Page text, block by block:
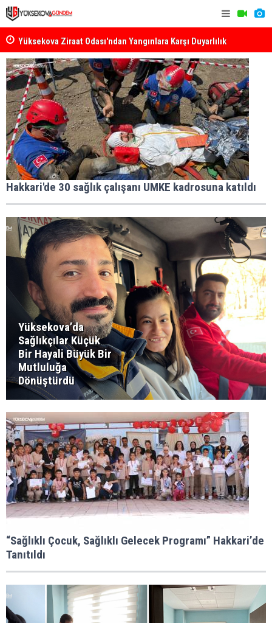
Yüksekova Ziraat Odası'ndan Yangınlara Karşı Duyarlılık
Çağrısı
Hakkari'de 30 sağlık çalışanı UMKE kadrosuna katıldı
Yüksekova’da
Sağlıkçılar Küçük
Bir Hayali Büyük Bir
Mutluluğa
Dönüştürdü
“Sağlıklı Çocuk, Sağlıklı Gelecek Programı” Hakkari’de
Tanıtıldı